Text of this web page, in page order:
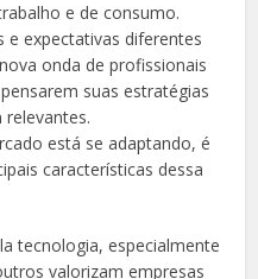
e de consumo.
expectativas diferentes
onda de profissionais
suas estratégias
está se adaptando, é
características dessa
tecnologia, especialmente
valorizam empresas